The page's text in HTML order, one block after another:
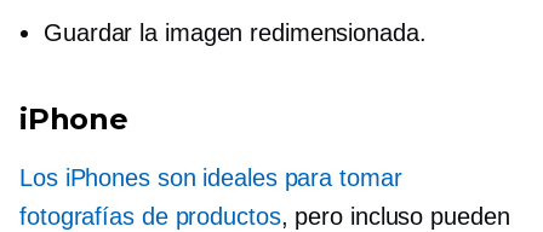
Guardar la imagen redimensionada.
iPhone
Los iPhones son ideales para tomar
fotografías de productos, pero incluso pueden